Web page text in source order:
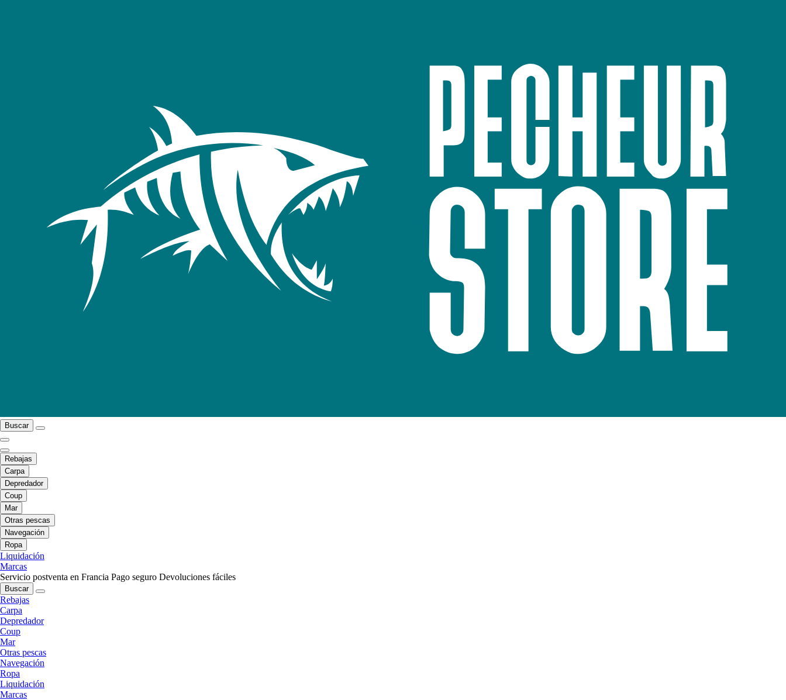
Buscar
Rebajas
Carpa
Depredador
Coup
Mar
Otras pescas
Navegación
Ropa
Liquidación
Marcas
Servicio postventa en Francia Pago seguro Devoluciones fáciles
Buscar
Rebajas
Carpa
Depredador
Coup
Mar
Otras pescas
Navegación
Ropa
Liquidación
Marcas